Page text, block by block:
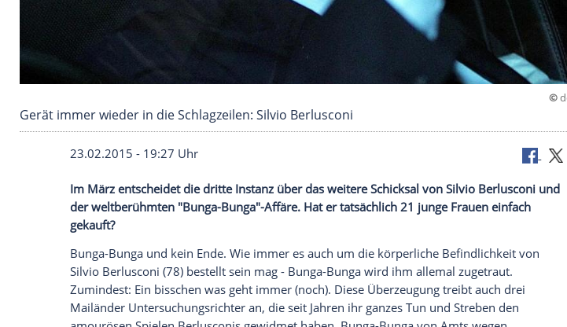
Gerät immer wieder in die Schlagzeilen: Silvio Berlusconi
23.02.2015 - 19:27 Uhr